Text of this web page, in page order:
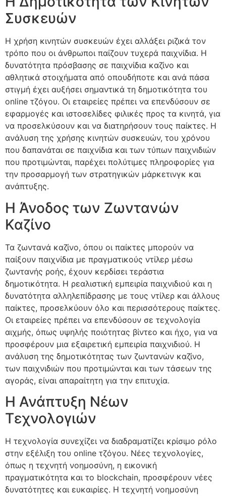
Συσκευών
Η χρήση κινητών συσκευών έχει αλλάξει ριζικά τον
τρόπο που οι άνθρωποι παίζουν τυχερά παιχνίδια. Η
δυνατότητα πρόσβασης σε παιχνίδια καζίνο και
αθλητικά στοιχήματα από οπουδήποτε και ανά πάσα
στιγμή έχει αυξήσει σημαντικά τη δημοτικότητα του
online τζόγου. Οι εταιρείες πρέπει να επενδύσουν σε
εφαρμογές και ιστοσελίδες φιλικές προς τα κινητά, για
να προσελκύσουν και να διατηρήσουν τους παίκτες. Η
ανάλυση της χρήσης κινητών συσκευών, του χρόνου
που δαπανάται σε παιχνίδια και των τύπων παιχνιδιών
που προτιμώνται, παρέχει πολύτιμες πληροφορίες για
την προσαρμογή των στρατηγικών μάρκετινγκ και
ανάπτυξης.
Η Άνοδος των Ζωντανών
Καζίνο
Τα ζωντανά καζίνο, όπου οι παίκτες μπορούν να
παίξουν παιχνίδια με πραγματικούς ντίλερ μέσω
ζωντανής ροής, έχουν κερδίσει τεράστια
δημοτικότητα. Η ρεαλιστική εμπειρία παιχνιδιού και η
δυνατότητα αλληλεπίδρασης με τους ντίλερ και άλλους
παίκτες, προσελκύουν όλο και περισσότερους παίκτες.
Οι εταιρείες πρέπει να επενδύσουν σε τεχνολογία
αιχμής, όπως υψηλής ποιότητας βίντεο και ήχο, για να
προσφέρουν μια εξαιρετική εμπειρία παιχνιδιού. Η
ανάλυση της δημοτικότητας των ζωντανών καζίνο,
των παιχνιδιών που προτιμώνται και των τάσεων της
αγοράς, είναι απαραίτητη για την επιτυχία.
Η Ανάπτυξη Νέων
Τεχνολογιών
Η τεχνολογία συνεχίζει να διαδραματίζει κρίσιμο ρόλο
στην εξέλιξη του online τζόγου. Νέες τεχνολογίες,
όπως η τεχνητή νοημοσύνη, η εικονική
πραγματικότητα και το blockchain, προσφέρουν νέες
δυνατότητες και ευκαιρίες. Η τεχνητή νοημοσύνη